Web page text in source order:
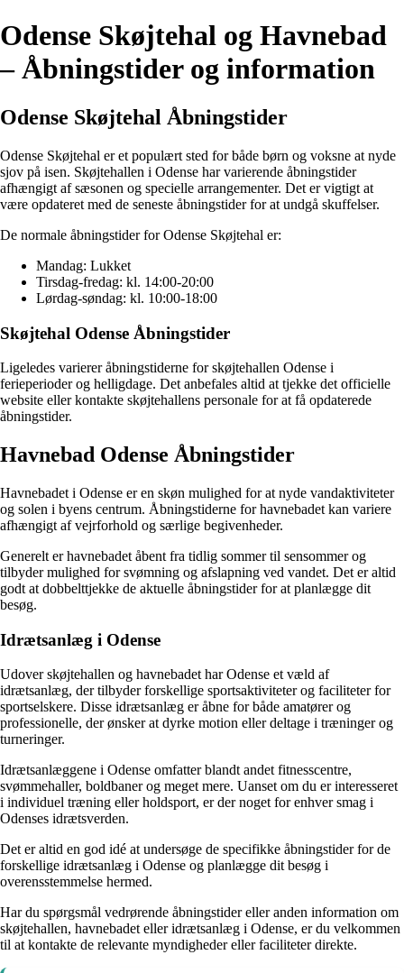
Odense Skøjtehal og Havnebad
– Åbningstider og information
Odense Skøjtehal Åbningstider
Odense Skøjtehal er et populært sted for både børn og voksne at nyde
sjov på isen. Skøjtehallen i Odense har varierende åbningstider
afhængigt af sæsonen og specielle arrangementer. Det er vigtigt at
være opdateret med de seneste åbningstider for at undgå skuffelser.
De normale åbningstider for Odense Skøjtehal er:
Mandag: Lukket
Tirsdag-fredag: kl. 14:00-20:00
Lørdag-søndag: kl. 10:00-18:00
Skøjtehal Odense Åbningstider
Ligeledes varierer åbningstiderne for skøjtehallen Odense i
ferieperioder og helligdage. Det anbefales altid at tjekke det officielle
website eller kontakte skøjtehallens personale for at få opdaterede
åbningstider.
Havnebad Odense Åbningstider
Havnebadet i Odense er en skøn mulighed for at nyde vandaktiviteter
og solen i byens centrum. Åbningstiderne for havnebadet kan variere
afhængigt af vejrforhold og særlige begivenheder.
Generelt er havnebadet åbent fra tidlig sommer til sensommer og
tilbyder mulighed for svømning og afslapning ved vandet. Det er altid
godt at dobbelttjekke de aktuelle åbningstider for at planlægge dit
besøg.
Idrætsanlæg i Odense
Udover skøjtehallen og havnebadet har Odense et væld af
idrætsanlæg, der tilbyder forskellige sportsaktiviteter og faciliteter for
sportselskere. Disse idrætsanlæg er åbne for både amatører og
professionelle, der ønsker at dyrke motion eller deltage i træninger og
turneringer.
Idrætsanlæggene i Odense omfatter blandt andet fitnesscentre,
svømmehaller, boldbaner og meget mere. Uanset om du er interesseret
i individuel træning eller holdsport, er der noget for enhver smag i
Odenses idrætsverden.
Det er altid en god idé at undersøge de specifikke åbningstider for de
forskellige idrætsanlæg i Odense og planlægge dit besøg i
overensstemmelse hermed.
Har du spørgsmål vedrørende åbningstider eller anden information om
skøjtehallen, havnebadet eller idrætsanlæg i Odense, er du velkommen
til at kontakte de relevante myndigheder eller faciliteter direkte.